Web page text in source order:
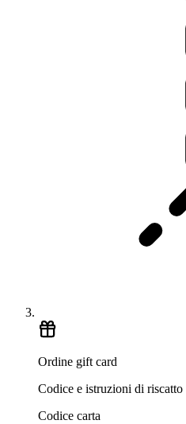
Ordine gift card
Codice e istruzioni di riscatto
Codice carta